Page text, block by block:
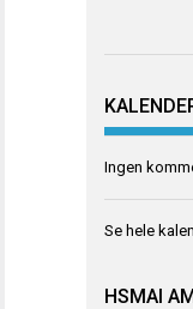
Ingen
Se hele
HSMAI